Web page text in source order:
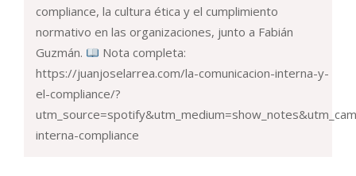
compliance, la cultura ética y el cumplimiento
normativo en las organizaciones, junto a Fabián
Guzmán.
Nota completa:
https://juanjoselarrea.com/la-comunicacion-interna-y-
el-compliance/?
interna-compliance